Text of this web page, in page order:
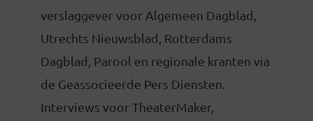
verslaggever voor Algemeen Dagblad,
Utrechts Nieuwsblad, Rotterdams
Dagblad, Parool en regionale kranten via
de Geassocieerde Pers Diensten.
Interviews voor TheaterMaker,